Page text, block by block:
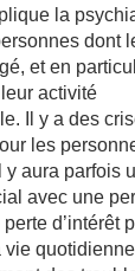
la
dont
et en
activité
Il y a des
les
y aura parfois
avec une
d’intérêt
vie